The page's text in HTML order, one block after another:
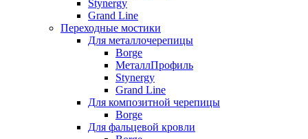
Stynergy
Grand Line
Переходные мостики
Для металлочерепицы
Borge
МеталлПрофиль
Stynergy
Grand Line
Для композитной черепицы
Borge
Для фальцевой кровли